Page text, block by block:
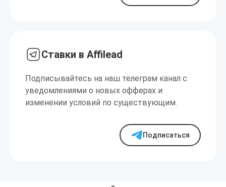
Ставки в Affilead
Подписывайтесь на наш телеграм канал с
уведомлениями о новых офферах и
изменении условий по существующим.
Подписаться